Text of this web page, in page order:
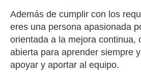
Además de cumplir con los
eres una persona apasionada
orientada a la mejora continua,
abierta para aprender siempre
apoyar y aportar al equipo.